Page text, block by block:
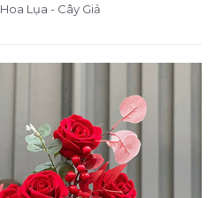
Hoa Lụa - Cây Giả